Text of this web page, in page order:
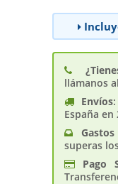
llámanos
Envíos
España en
superas
Pago